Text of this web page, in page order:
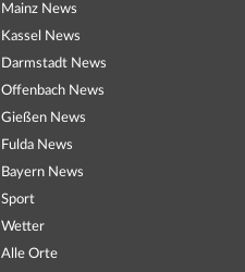
Mainz News
Kassel News
Darmstadt News
Offenbach News
Gießen News
Fulda News
Bayern News
Sport
Wetter
Alle Orte